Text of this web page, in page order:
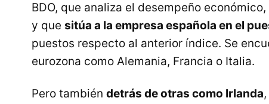
BDO, que analiza el desempeño
y que sitúa a la empresa española en el
puestos respecto al anterior índice. Se
eurozona como Alemania, Francia o Italia.
Pero también detrás de otras como Irlanda